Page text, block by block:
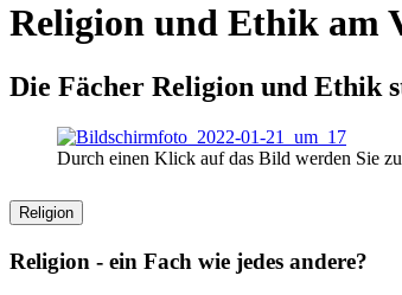
Religion und Ethik am
Die Fächer Religion und Ethik
Durch einen Klick auf das Bild werden Sie
Religion
Religion - ein Fach wie jedes andere?